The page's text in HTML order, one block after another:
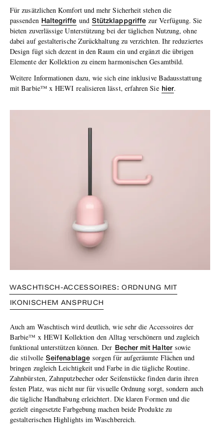
Für zusätzlichen Komfort und mehr Sicherheit stehen die
passenden Haltegriffe und Stützklappgriffe zur Verfügung. Sie
bieten zuverlässige Unterstützung bei der täglichen Nutzung, ohne
dabei auf gestalterische Zurückhaltung zu verzichten. Ihr reduziertes
Design fügt sich dezent in den Raum ein und ergänzt die übrigen
Elemente der Kollektion zu einem harmonischen Gesamtbild.
Weitere Informationen dazu, wie sich eine inklusive Badausstattung
mitBarbie™ xHEWI realisieren lässt, erfahren Sie hier.
WASCHTISCH-ACCESSOIRES: ORDNUNG MIT
IKONISCHEM ANSPRUCH
Auch am Waschtisch wird deutlich, wie sehr die Accessoires der
Barbie™ x HEWI Kollektionden Alltag verschönern und zugleich
funktional unterstützen können.Der Becher mit Haltersowie
diestilvolle Seifenablagesorgen für aufgeräumte Flächen und
bringen zugleich Leichtigkeit und Farbe in die tägliche Routine.
Zahnbürsten, Zahnputzbecher oder Seifenstücke finden darin ihren
festen Platz, was nicht nur für visuelle Ordnung sorgt, sondern auch
die tägliche Handhabung erleichtert. Die klaren Formen und die
gezielt eingesetzte Farbgebung machen beide Produkte zu
gestalterischen Highlights im Waschbereich.